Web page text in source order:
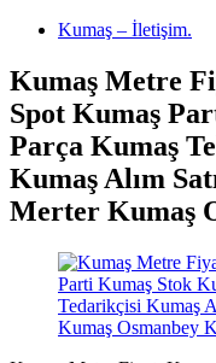
Kumaş – İletişim.
Kumaş Metre
Spot Kumaş
Parça Kumaş
Kumaş Alım
Merter Kumaş